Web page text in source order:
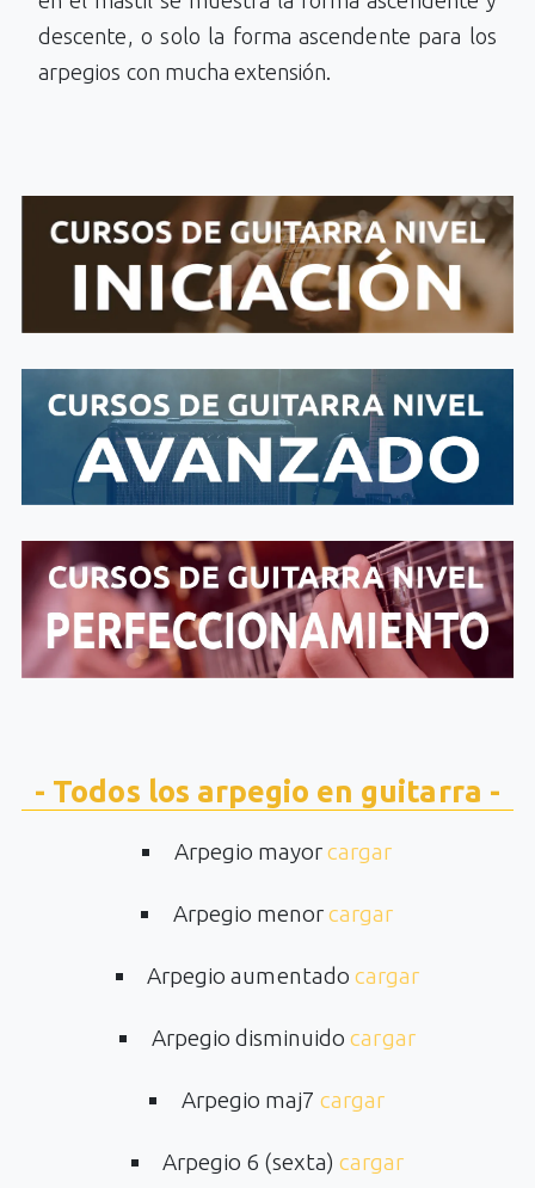
descente, o solo la forma ascendente para los
arpegios con mucha extensión.
- Todos los arpegio en guitarra -
Arpegio mayorcargar
Arpegio menorcargar
Arpegio aumentado cargar
Arpegio disminuidocargar
Arpegio maj7cargar
Arpegio 6 (sexta) cargar